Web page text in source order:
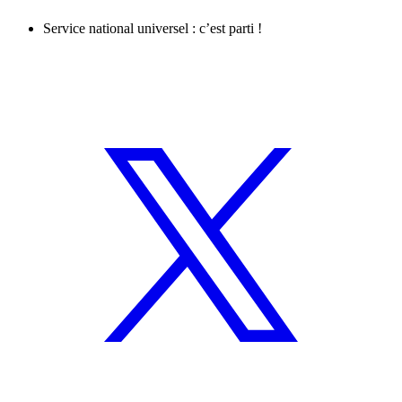
Service national universel : c’est parti !